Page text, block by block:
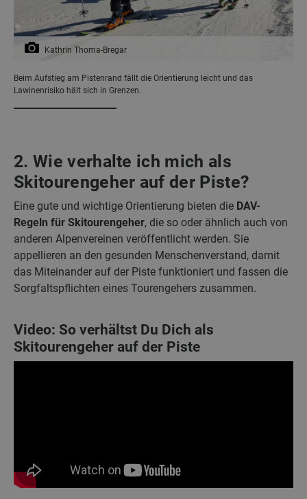
Kathrin Thoma-Bregar
Beim Aufstieg am Pistenrand fällt die Orientierung leicht und das
Lawinenrisiko hält sich in Grenzen.
2. Wie verhalte ich mich als
Skitourengeher auf der Piste?
Eine gute und wichtige Orientierung bieten die DAV-
Regeln für Skitourengeher, die so oder ähnlich auch von
anderen Alpenvereinen veröffentlicht werden. Sie
appellieren an den gesunden Menschenverstand, damit
das Miteinander auf der Piste funktioniert und fassen die
Sorgfaltspflichten eines Tourengehers zusammen.
Video: So verhältst Du Dich als
Skitourengeher auf der Piste